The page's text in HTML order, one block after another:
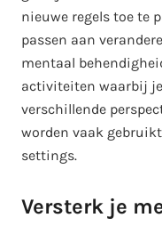
nieuwe regels toe te
passen aan
mentaal
activiteiten waarbij
verschillende
worden vaak
settings.
Versterk je